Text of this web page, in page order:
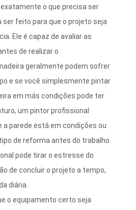
o que precisa ser
ser feito para que o projeto seja
Ele é capaz de avaliar as
de realizar o
geralmente podem sofrer
e se você simplesmente pintar
em más condições pode ter
um pintor profissional
parede está em condições ou
de reforma antes do trabalho.
pode tirar o estresse do
de concluir o projeto a tempo,
diária.
o equipamento certo seja